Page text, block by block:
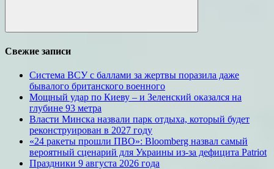
Поиск
Свежие записи
Система ВСУ с баллами за жертвы поразила даже
бывалого британского военного
Мощный удар по Киеву – и Зеленский оказался на
глубине 93 метра
Власти Минска назвали парк отдыха, который будет
реконструирован в 2027 году
«24 ракеты прошли ПВО»: Bloomberg назвал самый
вероятный сценарий для Украины из-за дефицита Patriot
Праздники 9 августа 2026 года